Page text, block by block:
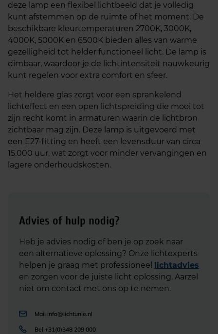
deze lamp een flexibel lichtbeeld dat je volledig
kunt afstemmen op de ruimte of het moment. De
beschikbare kleurtemperaturen 2700K, 3000K,
4000K, 5000K en 6500K bieden alles van warme
gezelligheid tot helder functioneel licht. De lamp is
dimbaar, waardoor je de lichtintensiteit nauwkeurig
kunt regelen voor extra comfort en sfeer.
Het heldere glas zorgt voor een sprankelend
lichteffect en een open lichtspreiding die mooi tot
zijn recht komt in armaturen waarin de lichtbron
zichtbaar mag zijn. Deze lamp is uitgevoerd met
een E27‑fitting en heeft een levensduur van circa
15.000 uur, wat zorgt voor minder vervangingen en
lagere onderhoudskosten.
Advies of hulp nodig?
Heb je advies nodig of ben je op zoek naar
een alternatieve oplossing? Onze lichtexperts
helpen je graag met professioneel lichtadvies
en zorgen voor de juiste licht oplossing. Aarzel
niet om contact met ons op te nemen.
Mail info@lichtunie.nl
Bel +31(0)348 209 000